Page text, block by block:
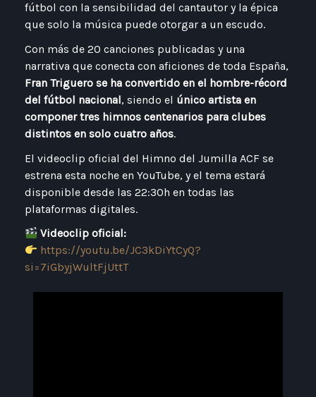
fútbol con la sensibilidad del cantautor y la épica
que solo la música puede otorgar a un escudo.
Con más de 20 canciones publicadas y una
narrativa que conecta con aficiones de toda España,
Fran Triguero se ha convertido en el hombre-récord
del fútbol nacional, siendo el único artista en
componer tres himnos centenarios para clubes
distintos en solo cuatro años.
El videoclip oficial del Himno del Jumilla ACF se
estrena esta noche en YouTube, y el tema estará
disponible desde las 22:30h en todas las
plataformas digitales.
Videoclip oficial:
https://youtu.be/JC3kDiYtCyQ?
si=7iGbyjWultFjUttT